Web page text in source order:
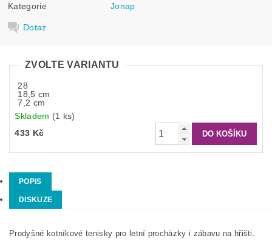
Kategorie Jonap
Dotaz
ZVOLTE VARIANTU
28
18,5 cm
7,2 cm
Skladem (1 ks)
433 Kč
POPIS
DISKUZE
Prodyšné kotníkové tenisky pro letní procházky i zábavu na hřišti.